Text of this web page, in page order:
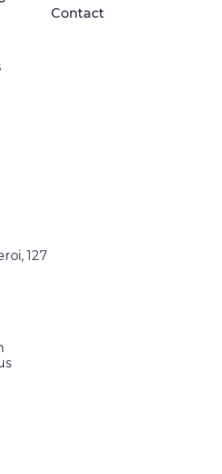
Contact
127